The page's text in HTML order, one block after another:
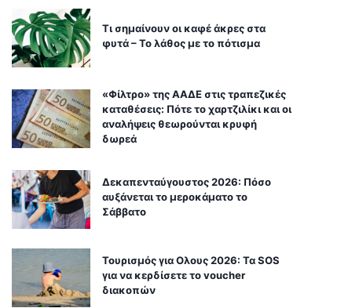
Τι σημαίνουν οι καφέ άκρες στα
φυτά – Το λάθος με το πότισμα
«Φίλτρο» της ΑΑΔΕ στις τραπεζικές
καταθέσεις: Πότε το χαρτζιλίκι και οι
αναλήψεις θεωρούνται κρυφή
δωρεά
Δεκαπενταύγουστος 2026: Πόσο
αυξάνεται το μεροκάματο το
Σάββατο
Τουρισμός για Ολους 2026: Τα SOS
για να κερδίσετε το voucher
διακοπών